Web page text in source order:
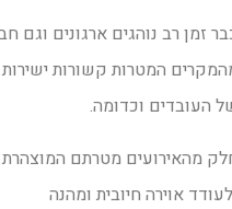
זמן רב נוהגים ארגונים
המטרות קשורות ישירות
העובדים וכדומה.
מהאירועים מטרתם
אוירה חיובית ומהנה